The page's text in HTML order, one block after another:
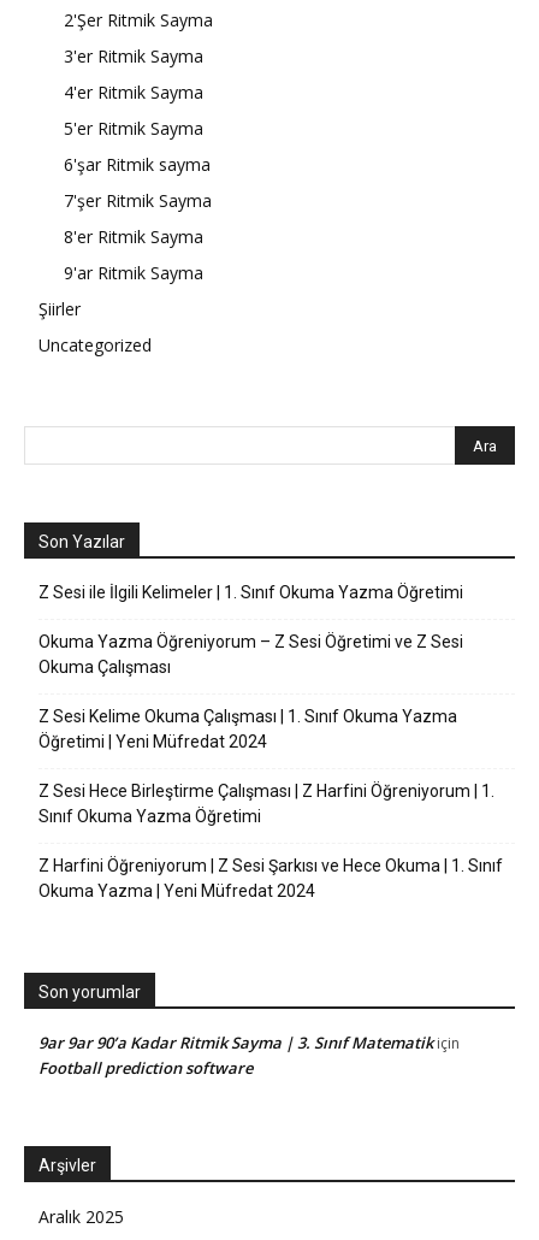
2'Şer Ritmik Sayma
3'er Ritmik Sayma
4'er Ritmik Sayma
5'er Ritmik Sayma
6'şar Ritmik sayma
7'şer Ritmik Sayma
8'er Ritmik Sayma
9'ar Ritmik Sayma
Şiirler
Uncategorized
Son Yazılar
Z Sesi ile İlgili Kelimeler | 1. Sınıf Okuma Yazma Öğretimi
Okuma Yazma Öğreniyorum – Z Sesi Öğretimi ve Z Sesi
Okuma Çalışması
Z Sesi Kelime Okuma Çalışması | 1. Sınıf Okuma Yazma
Öğretimi | Yeni Müfredat 2024
Z Sesi Hece Birleştirme Çalışması | Z Harfini Öğreniyorum | 1.
Sınıf Okuma Yazma Öğretimi
Z Harfini Öğreniyorum | Z Sesi Şarkısı ve Hece Okuma | 1. Sınıf
Okuma Yazma | Yeni Müfredat 2024
Son yorumlar
9ar 9ar 90’a Kadar Ritmik Sayma | 3. Sınıf Matematikiçin
Football prediction software
Arşivler
Aralık 2025